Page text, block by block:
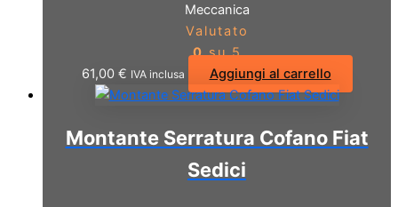
Meccanica
Valutato
0su 5
61,00 € IVA inclusa Aggiungi al carrello
Montante Serratura Cofano Fiat
Sedici